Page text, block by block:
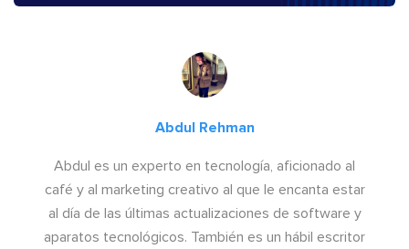
Abdul Rehman
Abdul es un experto en tecnología, aficionado al
café y al marketing creativo al que le encanta estar
al día de las últimas actualizaciones de software y
aparatos tecnológicos. También es un hábil escritor